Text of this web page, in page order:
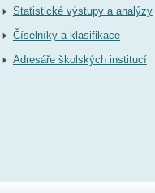
Statistické výstupy a analýzy
Číselníky a klasifikace
Adresáře školských institucí